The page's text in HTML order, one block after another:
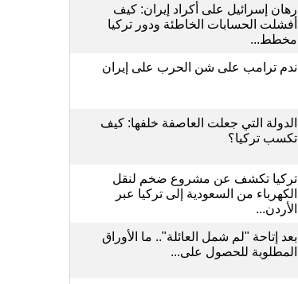
رهان إسرائيل على أكراد إيران: كيف
أفشلت الحسابات الخاطئة ودور تركيا
مخطط...
ندم ترامب على شن الحرب على إيران
الدولة التي جعلت العاصفة خلفها: كيف
تكسب تركيا؟
تركيا تكشف عن مشروع ضخم لنقل
الكهرباء من السعودية إلى تركيا عبر
الأردن...
بعد إتاحة "لم شمل العائلة".. ما الأوراق
المطلوبة للحصول على...